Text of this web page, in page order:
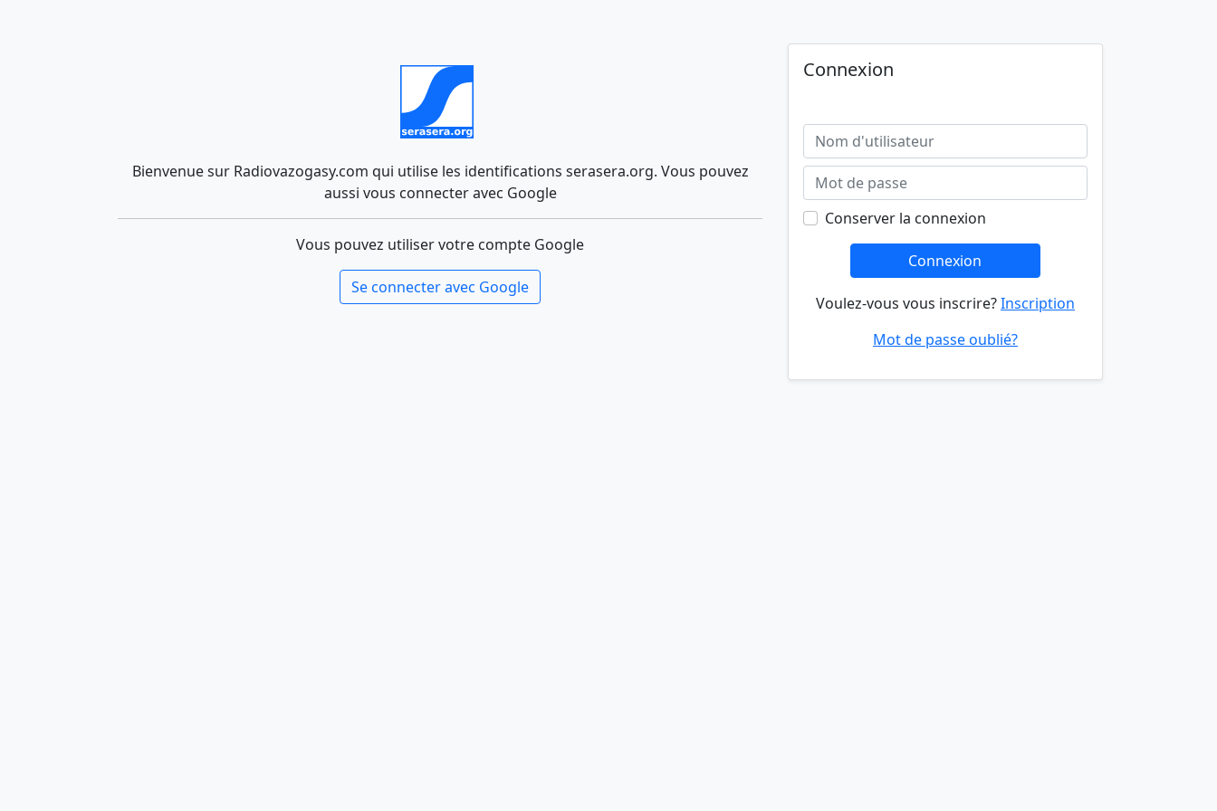
Bienvenue sur Radiovazogasy.com qui utilise les identifications serasera.org. Vous pouvez
aussi vous connecter avec Google
Vous pouvez utiliser votre compte Google
Se connecter avec Google
Connexion
Conserver la connexion
Connexion
Voulez-vous vous inscrire?Inscription
Mot de passe oublié?